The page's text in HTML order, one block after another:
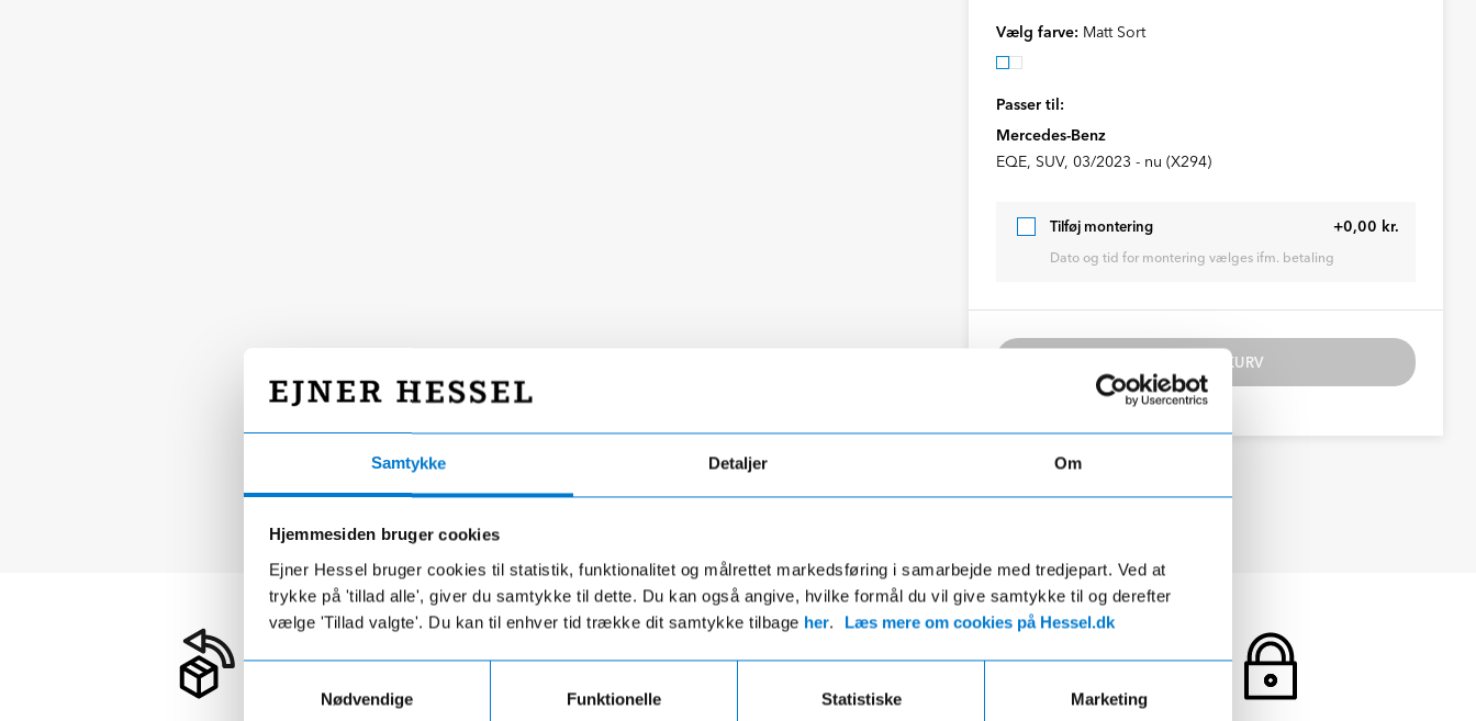
Samtykke Detaljer Om
Hjemmesiden bruger cookies
Ejner Hessel bruger cookies til statistik, funktionalitet og målrettet markedsføring i samarbejde med tredjepart. Ved at
trykke på 'tillad alle', giver du samtykke til dette. Du kan også angive, hvilke formål du vil give samtykke til og derefter
vælge 'Tillad valgte'. Du kan til enhver tid trække dit samtykke tilbage her. Læs mere om cookies på Hessel.dk
Nødvendige
Funktionelle Statistiske Marketing
Vælg farve: Matt Sort
Passer til:
Mercedes-Benz
EQE, SUV, 03/2023 - nu (X294)
Tilføj montering +0,00 kr.
Dato og tid for montering vælges ifm. betaling
TILFØJ TIL KURV
Se datablad